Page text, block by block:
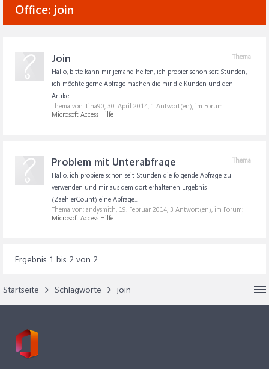
Office: join
Thema
Join
Hallo, bitte kann mir jemand helfen, ich probier schon seit Stunden,
ich möchte gerne Abfrage machen die mir die Kunden und den
Artikel...
Thema von: tina90, 30. April 2014, 1 Antwort(en), im Forum:
Microsoft Access Hilfe
Thema
Problem mit Unterabfrage
Hallo, ich probiere schon seit Stunden die folgende Abfrage zu
verwenden und mir aus dem dort erhaltenen Ergebnis
(ZaehlerCount) eine Abfrage...
Thema von: andysmith, 19. Februar 2014, 3 Antwort(en), im Forum:
Microsoft Access Hilfe
Ergebnis 1 bis 2 von 2
Startseite Schlagworte join